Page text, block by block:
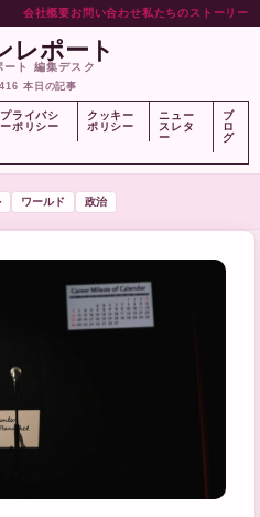
会社概要お問い合わせ私たちのストーリー
レポート
ート 編集デスク
16 本日の記事
プライバシ
ーポリシー
クッキー
ポリシー
ニュー
スレタ
ー
ブ
ロ
グ
ワールド 政治